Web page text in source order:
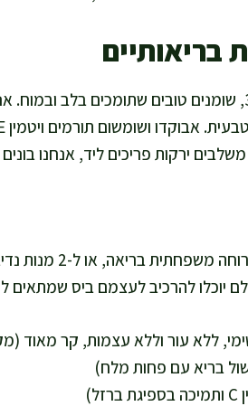
בריאותיים
סשימי סלמון נותן חלבון איכותי לצד אומגה 3, שומנים טובים
ירקות פריכים ליד, אנחנו
הכמות מתאימה ל-4
יוכלו להרכיב לעצמם ביס שמתאים